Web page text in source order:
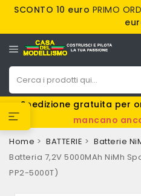
SCONTO 10 euro PRIMO
Spedizione gratuita per
mancano
Home BATTERIE Batterie
Batteria 7,2V 5000MAh NiMh
PP2-5000T)